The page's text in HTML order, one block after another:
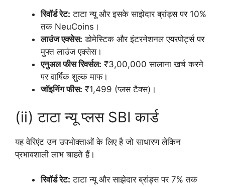
रिवॉर्ड रेट: टाटा न्यू और इसके साझेदार ब्रांड्स पर 10%
तक NeuCoins।
लाउंज एक्सेस: डोमेस्टिक और इंटरनेशनल एयरपोर्ट्स पर
मुफ्त लाउंज एक्सेस।
एनुअल फीस रिवर्सल: ₹3,00,000 सालाना खर्च करने
पर वार्षिक शुल्क माफ।
जॉइनिंग फीस: ₹1,499 (प्लस टैक्स)।
(ii) टाटा न्यू प्लस SBI कार्ड
यह वेरिएंट उन उपभोक्ताओं के लिए है जो साधारण लेकिन
प्रभावशाली लाभ चाहते हैं।
रिवॉर्ड रेट: टाटा न्यू और साझेदार ब्रांड्स पर 7% तक